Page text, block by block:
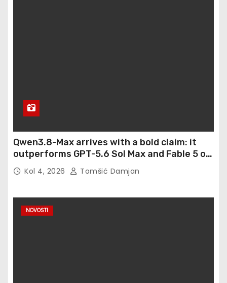
Qwen3.8-Max arrives with a bold claim: it
outperforms GPT-5.6 Sol Max and Fable 5 on
agentic computer use
Kol 4, 2026 Tomšić Damjan
NOVOSTI